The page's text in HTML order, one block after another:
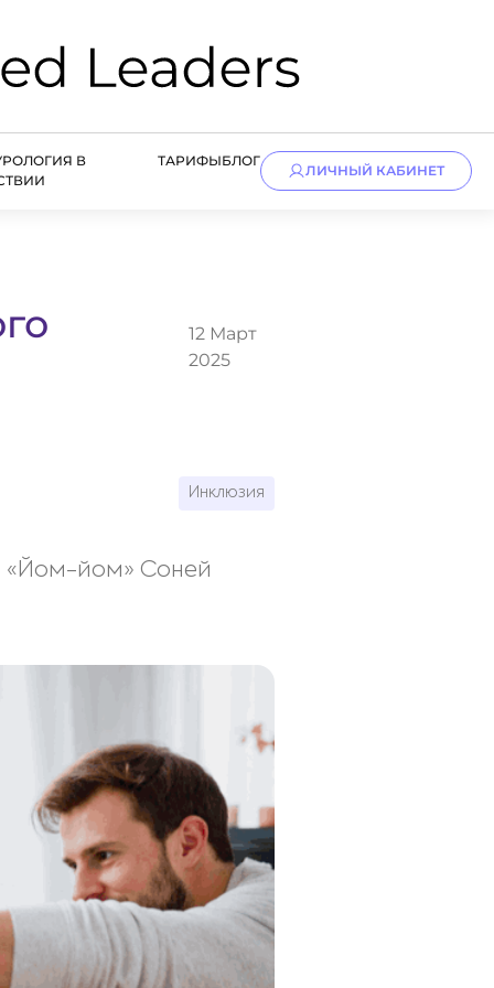
В
ТАРИФЫБЛОГ
ЛИЧНЫЙ КАБИНЕТ
12 Март
2025
Инклюзия
«Йом-йом» Соней